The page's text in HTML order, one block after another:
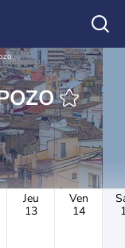
POZO
Jeu
13
Ven
14